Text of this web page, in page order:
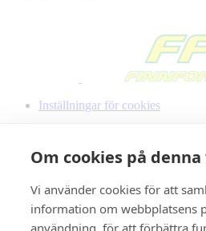
Om cookies på
Vi använder cookies för att
information om webbplatsens
användning, för att förbättra
Inställningar för cookies